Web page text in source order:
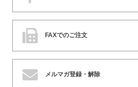
FAXでのご注文
メルマガ登録・解除